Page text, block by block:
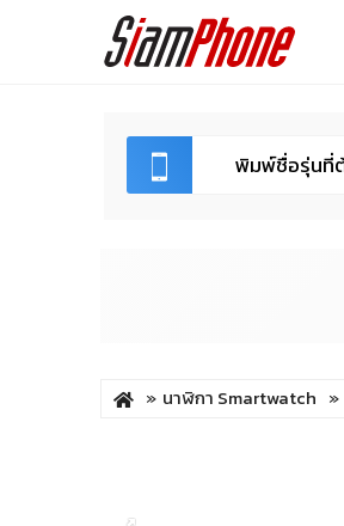
นาฬิกา Smartwatch